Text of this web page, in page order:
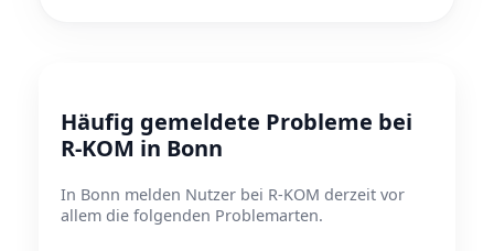
Häufig gemeldete Probleme bei
R-KOM in Bonn
In Bonn melden Nutzer bei R-KOM derzeit vor
allem die folgenden Problemarten.